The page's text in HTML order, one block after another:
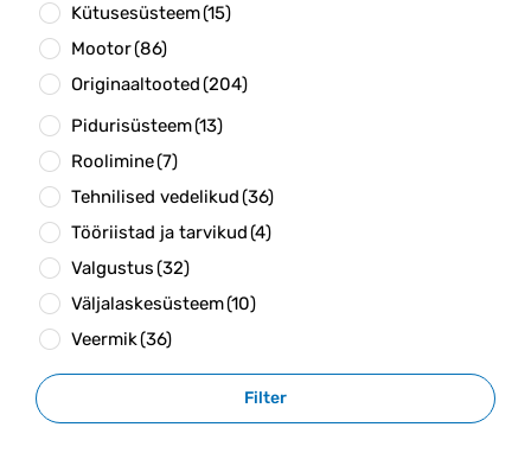
Kütusesüsteem(15)
Mootor(86)
Originaaltooted(204)
Pidurisüsteem(13)
Roolimine(7)
Tehnilised vedelikud(36)
Tööriistad ja tarvikud(4)
Valgustus(32)
Väljalaskesüsteem(10)
Veermik(36)
Filter